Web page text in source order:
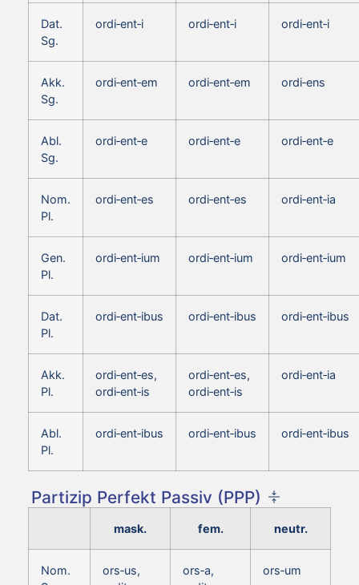
Dat.
Sg.
ordi‑ent‑i ordi‑ent‑i ordi‑ent‑i
Akk.
Sg.
ordi‑ent‑em ordi‑ent‑em ordi‑ens
Abl.
Sg.
ordi‑ent‑e ordi‑ent‑e ordi‑ent‑e
Nom.
Pl.
ordi‑ent‑es ordi‑ent‑es ordi‑ent‑ia
Gen.
Pl.
ordi‑ent‑ium ordi‑ent‑ium ordi‑ent‑ium
Dat.
Pl.
ordi‑ent‑ibus ordi‑ent‑ibus ordi‑ent‑ibus
Akk.
Pl.
ordi‑ent‑es,
ordi‑ent‑is
ordi‑ent‑es,
ordi‑ent‑is
ordi‑ent‑ia
Abl.
Pl.
ordi‑ent‑ibus ordi‑ent‑ibus ordi‑ent‑ibus
Partizip Perfekt Passiv (PPP)
mask. fem. neutr.
Nom.
ors‑us,
ors‑a,
ors‑um